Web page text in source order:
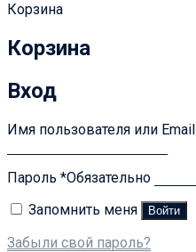
Корзина
Корзина
Вход
Имя пользователя или Email
Пароль *Обязательно
Запомнить меня
Войти
Забыли свой пароль?